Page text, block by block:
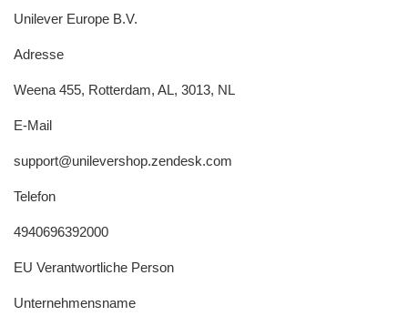
Unilever Europe B.V.
Adresse
Weena 455, Rotterdam, AL, 3013, NL
E-Mail
support@unilevershop.zendesk.com
Telefon
4940696392000
EU Verantwortliche Person
Unternehmensname